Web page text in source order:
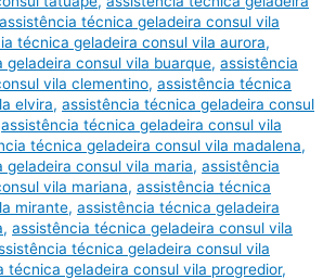
assistência técnica geladeira consul vila
técnica geladeira consul vila aurora,
geladeira consul vila buarque,assistência
vila clementino,assistência técnica
elvira,assistência técnica geladeira consul
assistência técnica geladeira consul vila
técnica geladeira consul vila madalena,
consul vila maria,assistência
vila mariana,assistência técnica
mirante,assistência técnica geladeira
,assistência técnica geladeira consul vila
técnica geladeira consul vila
técnica geladeira consul vila progredior,